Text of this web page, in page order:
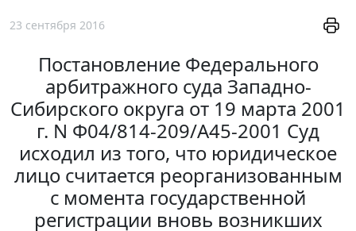
23 сентября 2016
Постановление Федерального
арбитражного суда Западно-
Сибирского округа от 19 марта 2001
г. N Ф04/814-209/А45-2001 Суд
исходил из того, что юридическое
лицо считается реорганизованным
с момента государственной
регистрации вновь возникших